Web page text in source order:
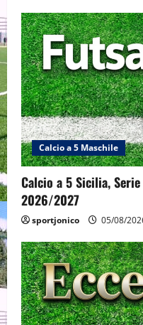
Calcio a 5 Maschile
Calcio a 5 Sicilia,
2026/2027
sportjonico 05/08/